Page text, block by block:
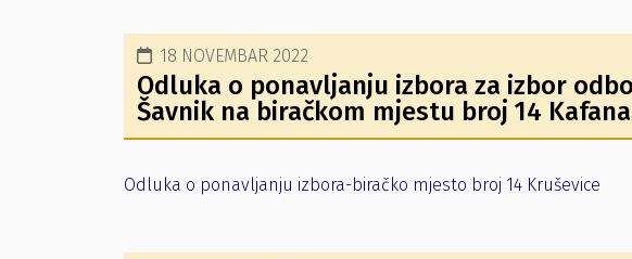
18 NOVEMBAR 2022
Odluka o ponavljanju izbora za izbor
Šavnik na biračkom mjestu broj 14
Odluka o ponavljanju izbora-biračko mjesto broj 14 Kruševice